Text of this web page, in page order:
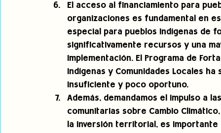
El acceso al financiamiento para
organizaciones es fundamental en
especial para pueblos indígenas de
significativamente recursos y una
implementación. El Programa de
Indígenas y Comunidades Locales
insuficiente y poco oportuno.
Además, demandamos el impulso a
comunitarias sobre Cambio
la inversión territorial, es importante